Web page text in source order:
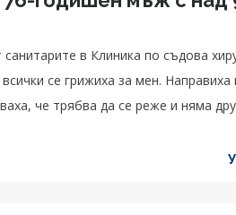
в Клиника по съдова
Направиха някакво чудо и